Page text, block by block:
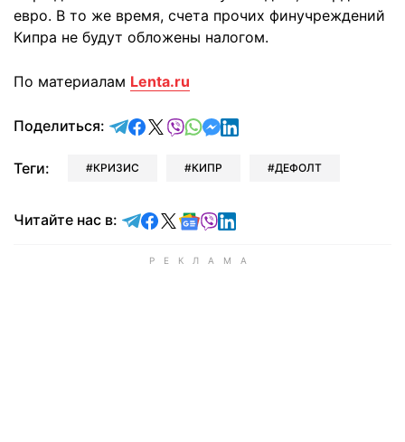
евро. В то же время, счета прочих финучреждений
Кипра не будут обложены налогом.
По материалам Lenta.ru
Поделиться: отправить в Telegram
поделиться в Facebook
поделиться в X
отправить в Viber
отправить в Whatsapp
отправить в Messenger
отправить в LinkedIn
Теги: КРИЗИС КИПР ДЕФОЛТ
Читайте нас в: Читайте в Telegram
Читайте в Facebook
Читайте в X
Читайте в Google news
Читайте в Viber
Читайте в LinkedIn